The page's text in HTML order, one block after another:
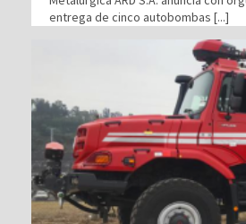
entrega de cinco autobombas [...]